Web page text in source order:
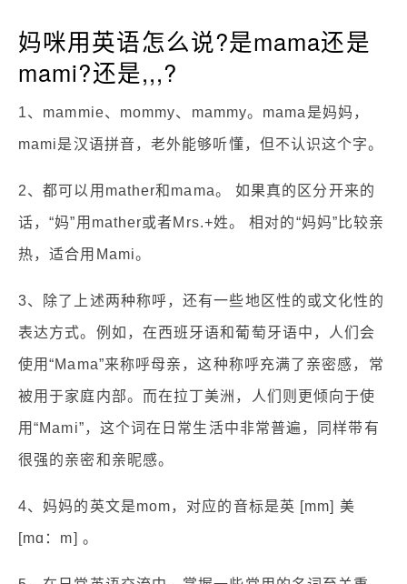
妈咪用英语怎么说?是mama还是
mami?还是,,,?
1、mammie、mommy、mammy。mama是妈妈，
mami是汉语拼音，老外能够听懂，但不认识这个字。
2、都可以用mather和mama。 如果真的区分开来的
话，“妈”用mather或者Mrs.+姓。 相对的“妈妈”比较亲
热，适合用Mami。
3、除了上述两种称呼，还有一些地区性的或文化性的
表达方式。例如，在西班牙语和葡萄牙语中，人们会
使用“Mama”来称呼母亲，这种称呼充满了亲密感，常
被用于家庭内部。而在拉丁美洲，人们则更倾向于使
用“Mami”，这个词在日常生活中非常普遍，同样带有
很强的亲密和亲昵感。
4、妈妈的英文是mom，对应的音标是英 [mm] 美
[mɑ：m] 。